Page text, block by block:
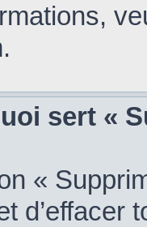
sert «
«
d’effacer